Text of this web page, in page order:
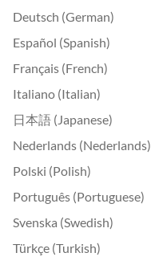
Deutsch (German)
Español (Spanish)
Français (French)
Italiano (Italian)
日本語 (Japanese)
Nederlands (Nederlands)
Polski (Polish)
Português (Portuguese)
Svenska (Swedish)
Türkçe (Turkish)